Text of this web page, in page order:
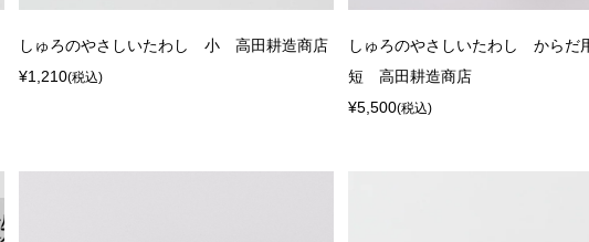
しゅろのやさしいたわし 小 高田耕造商店
¥1,210(税込)
しゅろのやさしいたわし から
短 高田耕造商店
¥5,500(税込)